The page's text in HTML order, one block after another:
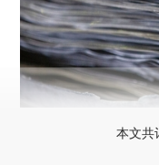
本文共